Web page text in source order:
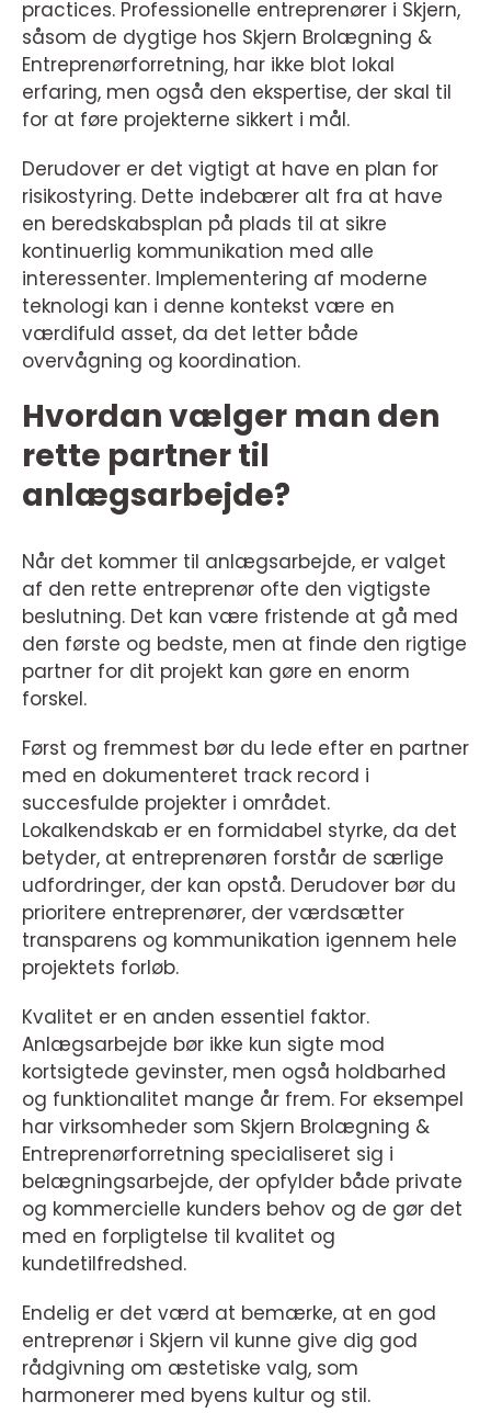
practices. Professionelle entreprenører i Skjern,
såsom de dygtige hos Skjern Brolægning &
Entreprenørforretning, har ikke blot lokal
erfaring, men også den ekspertise, der skal til
for at føre projekterne sikkert i mål.
Derudover er det vigtigt at have en plan for
risikostyring. Dette indebærer alt fra at have
en beredskabsplan på plads til at sikre
kontinuerlig kommunikation med alle
interessenter. Implementering af moderne
teknologi kan i denne kontekst være en
værdifuld asset, da det letter både
overvågning og koordination.
Hvordan vælger man den
rette partner til
anlægsarbejde?
Når det kommer til anlægsarbejde, er valget
af den rette entreprenør ofte den vigtigste
beslutning. Det kan være fristende at gå med
den første og bedste, men at finde den rigtige
partner for dit projekt kan gøre en enorm
forskel.
Først og fremmest bør du lede efter en partner
med en dokumenteret track record i
succesfulde projekter i området.
Lokalkendskab er en formidabel styrke, da det
betyder, at entreprenøren forstår de særlige
udfordringer, der kan opstå. Derudover bør du
prioritere entreprenører, der værdsætter
transparens og kommunikation igennem hele
projektets forløb.
Kvalitet er en anden essentiel faktor.
Anlægsarbejde bør ikke kun sigte mod
kortsigtede gevinster, men også holdbarhed
og funktionalitet mange år frem. For eksempel
har virksomheder som Skjern Brolægning &
Entreprenørforretning specialiseret sig i
belægningsarbejde, der opfylder både private
og kommercielle kunders behov og de gør det
med en forpligtelse til kvalitet og
kundetilfredshed.
Endelig er det værd at bemærke, at en god
entreprenør i Skjern vil kunne give dig god
rådgivning om æstetiske valg, som
harmonerer med byens kultur og stil.